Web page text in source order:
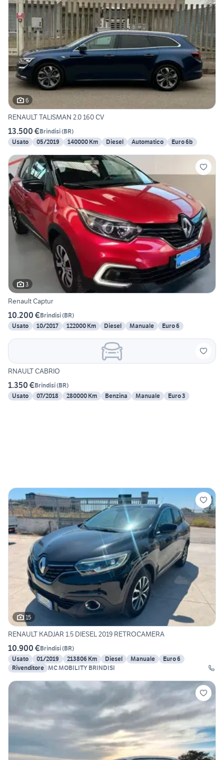
6
RENAULT TALISMAN 2.0 160 CV
13.500 €Brindisi(BR)
Usato
05/2019 140000 Km Diesel Automatico Euro 6b
3
Renault Captur
10.200 €Brindisi(BR)
Usato
10/2017 122000 Km Diesel Manuale Euro 6
RNAULT CABRIO
1.350 €Brindisi(BR)
Usato
07/2018 280000 Km Benzina Manuale Euro 3
15
RENAULT KADJAR 1.5 DIESEL 2019 RETROCAMERA
10.900 €Brindisi(BR)
Usato
01/2019 213806 Km Diesel Manuale
Euro 6
Rivenditore MC MOBILITY BRINDISI